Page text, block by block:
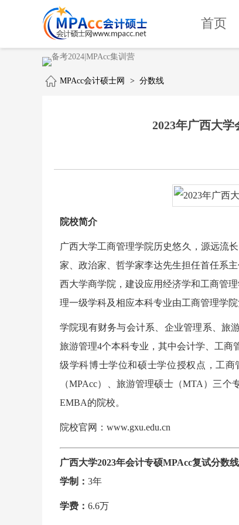
首页
MPAcc会计硕士网 > 分数线
2023年广西大学
院校简介
广西大学工商管理学院历史悠久，源远流
家、政治家、哲学家李达先生担任首任系
西大学商学院，建设应用经济学和工商管
理一级学科及相应本科专业由工商管理学院
学院现有财务与会计系、企业管理系、旅
旅游管理4个本科专业，其中会计学、工商
级学科博士学位和硕士学位授权点，工
（MPAcc）、旅游管理硕士（MTA）三
EMBA的院校。
院校官网：www.gxu.edu.cn
广西大学2023年会计专硕MPAcc复试分数
学制： 3年
学费： 6.6万